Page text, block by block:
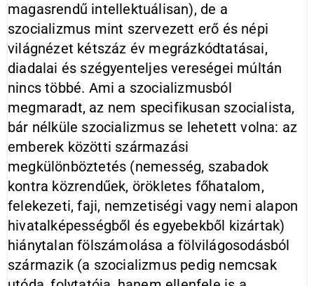
magasrendű intellektuálisan), de a
szocializmus mint szervezett erő és népi
világnézet kétszáz év megrázkódtatásai,
diadalai és szégyenteljes vereségei múltán
nincs többé. Ami a szocializmusból
megmaradt, az nem specifikusan szocialista,
bár nélküle szocializmus se lehetett volna: az
emberek közötti származási
megkülönböztetés (nemesség, szabadok
kontra közrendűek, örökletes főhatalom,
felekezeti, faji, nemzetiségi vagy nemi alapon
hivatalképességből és egyebekből kizártak)
hiánytalan fölszámolása a fölvilágosodásból
származik (a szocializmus pedig nemcsak